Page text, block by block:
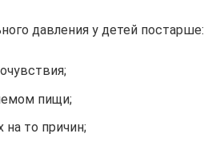
давления у детей постарше:
пищи;
то причин;